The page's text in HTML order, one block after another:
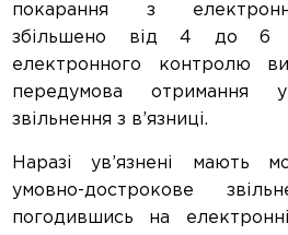
покарання з
збільшено від 4 до 6
електронного контролю
передумова отримання
звільнення з в’язниці.
Наразі ув’язнені мають
умовно-дострокове
погодившись на